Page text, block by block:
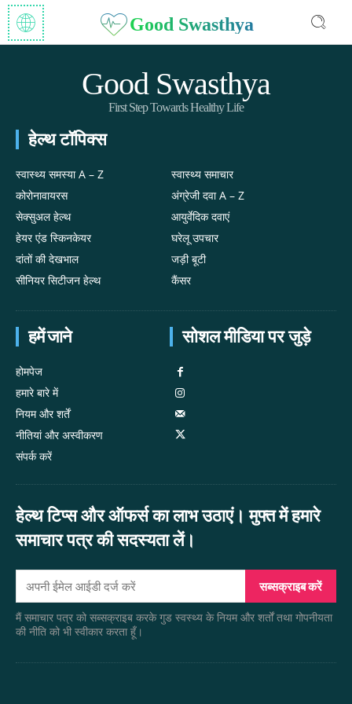
Good Swasthya
Good Swasthya
First Step Towards Healthy Life
हेल्थ टॉपिक्स
स्वास्थ्य समस्या A – Z
कोरोनावायरस
सेक्सुअल हेल्थ
हेयर एंड स्किनकेयर
दांतों की देखभाल
सीनियर सिटीजन हेल्थ
स्वास्थ्य समाचार
अंग्रेजी दवा A – Z
आयुर्वेदिक दवाएं
घरेलू उपचार
जड़ी बूटी
कैंसर
हमें जाने
होमपेज
हमारे बारे में
नियम और शर्तें
नीतियां और अस्वीकरण
संपर्क करें
सोशल मीडिया पर जुड़े
हेल्थ टिप्स और ऑफर्स का लाभ उठाएं। मुफ्त में हमारे
समाचार पत्र की सदस्यता लें।
सब्सक्राइब करें
मैं समाचार पत्र को सब्सक्राइब करके गुड स्वस्थ्य के नियम और शर्तों तथा गोपनीयता
की नीति को भी स्वीकार करता हूँ।